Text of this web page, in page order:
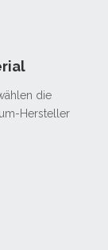
die
Hersteller